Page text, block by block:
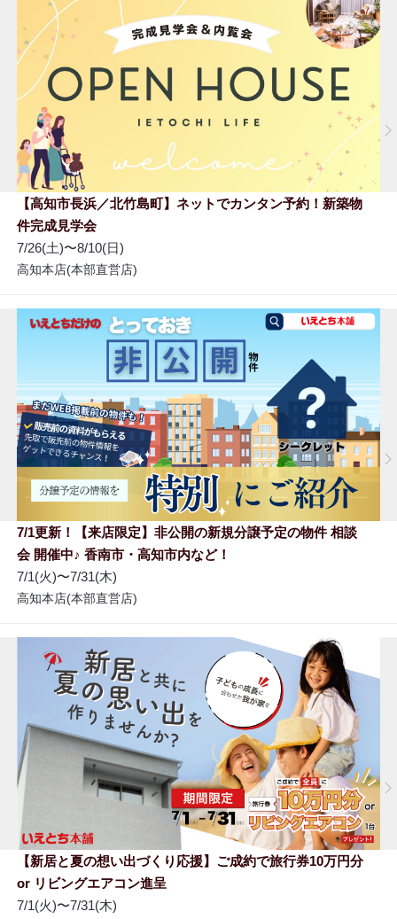
【高知市長浜／北竹島町】ネットでカンタン予約！新築物
件完成見学会
7/26(土)〜8/10(日)
高知本店(本部直営店)
7/1更新！【来店限定】非公開の新規分譲予定の物件 相談
会 開催中♪ 香南市・高知市内など！
7/1(火)〜7/31(木)
高知本店(本部直営店)
【新居と夏の想い出づくり応援】ご成約で旅行券10万円分
or リビングエアコン進呈
7/1(火)〜7/31(木)